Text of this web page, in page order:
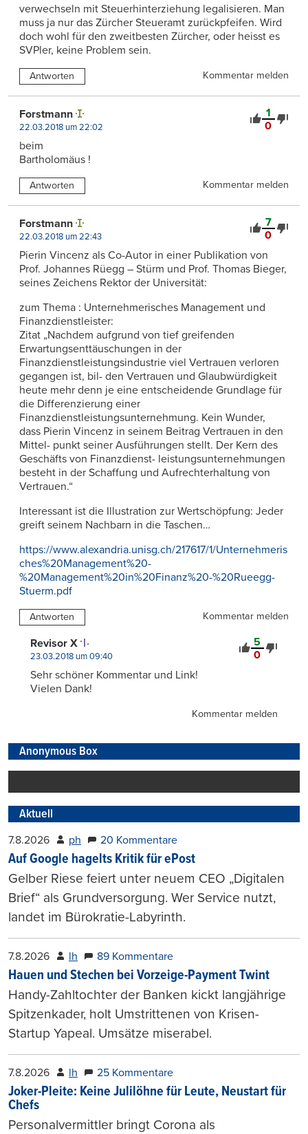
verwechseln mit Steuerhinterziehung legalisieren. Man
muss ja nur das Zürcher Steueramt zurückpfeifen. Wird
doch wohl für den zweitbesten Zürcher, oder heisst es
SVPler, keine Problem sein.
Antworten Kommentar melden
1
0
Forstmann
22.03.2018 um 22:02
beim
Bartholomäus !
Antworten Kommentar melden
7
0
Forstmann
22.03.2018 um 22:43
Pierin Vincenz als Co-Autor in einer Publikation von
Prof. Johannes Rüegg – Stürm und Prof. Thomas Bieger,
seines Zeichens Rektor der Universität:
zum Thema : Unternehmerisches Management und
Finanzdienstleister:
Zitat „Nachdem aufgrund von tief greifenden
Erwartungsenttäuschungen in der
Finanzdienstleistungsindustrie viel Vertrauen verloren
gegangen ist, bil- den Vertrauen und Glaubwürdigkeit
heute mehr denn je eine entscheidende Grundlage für
die Differenzierung einer
Finanzdienstleistungsunternehmung. Kein Wunder,
dass Pierin Vincenz in seinem Beitrag Vertrauen in den
Mittel- punkt seiner Ausführungen stellt. Der Kern des
Geschäfts von Finanzdienst- leistungsunternehmungen
besteht in der Schaffung und Aufrechterhaltung von
Vertrauen.“
Interessant ist die Illustration zur Wertschöpfung: Jeder
greift seinem Nachbarn in die Taschen…
https://www.alexandria.unisg.ch/217617/1/Unternehmeris
ches%20Management%20-
%20Management%20in%20Finanz%20-%20Rueegg-
Stuerm.pdf
Antworten Kommentar melden
5
0
Revisor X
23.03.2018 um 09:40
Sehr schöner Kommentar und Link!
Vielen Dank!
Kommentar melden
Anonymous Box
Aktuell
7.8.2026 ph 20 Kommentare
Auf Google hagelts Kritik für ePost
Gelber Riese feiert unter neuem CEO „Digitalen
Brief“ als Grundversorgung. Wer Service nutzt,
landet im Bürokratie-Labyrinth.
7.8.2026 lh 89 Kommentare
Hauen und Stechen bei Vorzeige-Payment Twint
Handy-Zahltochter der Banken kickt langjährige
Spitzenkader, holt Umstrittenen von Krisen-
Startup Yapeal. Umsätze miserabel.
7.8.2026 lh 25 Kommentare
Joker-Pleite: Keine Julilöhne für Leute, Neustart für
Chefs
Personalvermittler bringt Corona als